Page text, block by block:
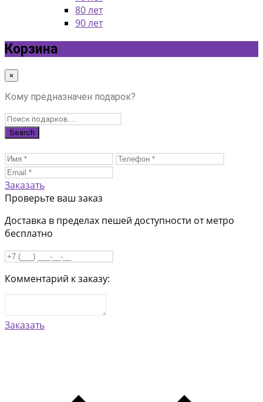
80 лет
90 лет
Корзина
×
Кому предназначен подарок?
Заказать
Проверьте ваш заказ
Доставка в пределах пешей доступности от метро
бесплатно
Комментарий к заказу:
Заказать